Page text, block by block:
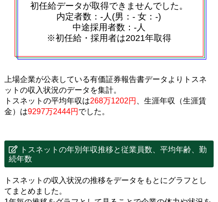
初任給データが取得できませんでした。
内定者数：‐人(男：‐ 女：‐)
中途採用者数：‐人
※初任給・採用者は2021年取得
上場企業が公表している有価証券報告書データよりトスネ
ットの収入状況のデータを集計。
トスネットの平均年収は268万1202円
、生涯年収（生涯賃
金）は9297万2444円 でした。
トスネットの年別年収推移と従業員数、平均年齢、勤
続年数
トスネットの収入状況の推移をデータをもとにグラフとし
てまとめました。